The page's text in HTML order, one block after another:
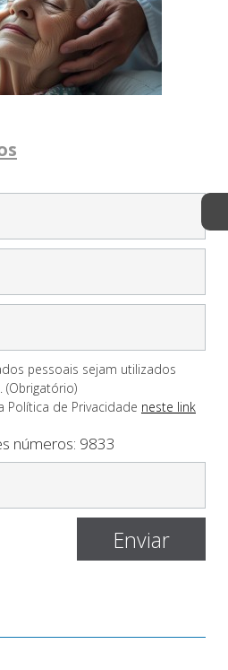
pessoais sejam utilizados
(Obrigatório)
Polí­tica de Privacidade neste link
números: 9833